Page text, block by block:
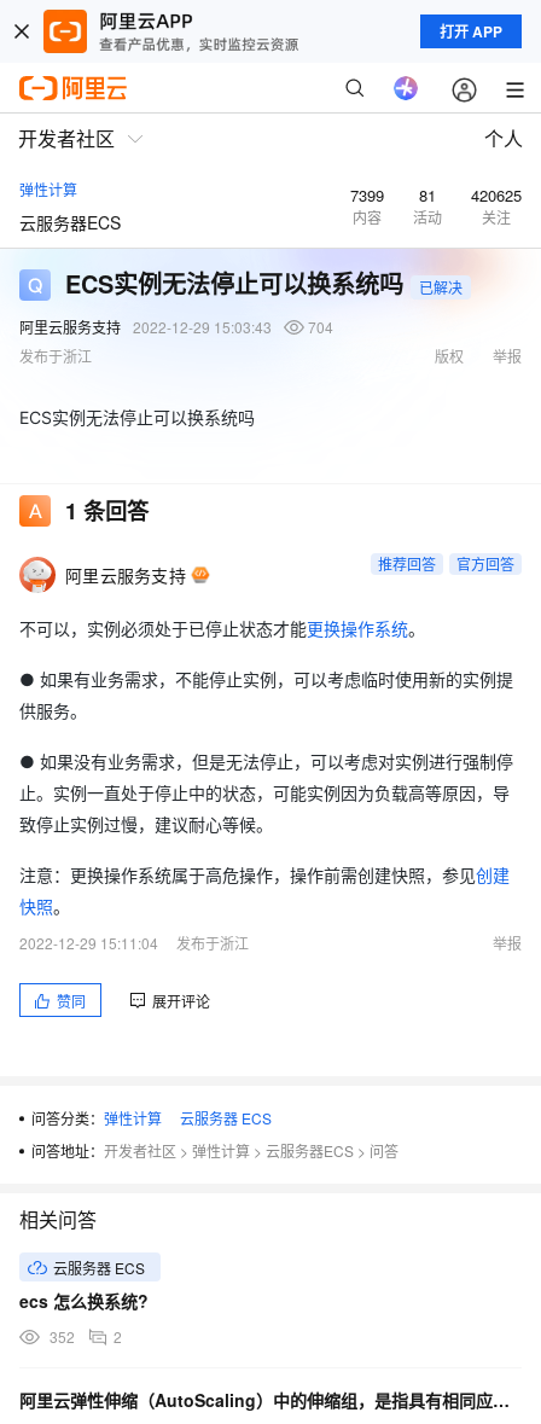
打开 APP
开发者社区 个人
弹性计算
云服务器ECS
7399
内容
81
活动
420625
关注
ECS实例无法停止可以换系统吗
已解决
阿里云服务支持 2022-12-29 15:03:43
704
发布于浙江
举报
版权
ECS实例无法停止可以换系统吗
1 条回答
阿里云服务支持 推荐回答 官方回答
不可以，实例必须处于已停止状态才能更换操作系统。
● 如果有业务需求，不能停止实例，可以考虑临时使用新的实例提
供服务。
● 如果没有业务需求，但是无法停止，可以考虑对实例进行强制停
止。实例一直处于停止中的状态，可能实例因为负载高等原因，导
致停止实例过慢，建议耐心等候。
注意：更换操作系统属于高危操作，操作前需创建快照，参见创建
快照。
2022-12-29 15:11:04
发布于浙江 举报
赞同 展开评论
问答分类： 弹性计算
云服务器 ECS
问答地址： 开发者社区 > 弹性计算 > 云服务器ECS > 问答
相关问答
云服务器 ECS
ecs 怎么换系统?
352 2
阿里云弹性伸缩（AutoScaling）中的伸缩组，是指具有相同应用场景的 ECS 实例集合。当用户